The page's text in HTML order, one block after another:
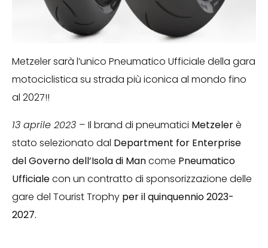
Metzeler sarà l’unico Pneumatico Ufficiale della gara
motociclistica su strada più iconica al mondo fino
al 2027!!
13 aprile 2023 – Il brand di pneumatici Metzelerè
stato selezionato dal Department for Enterprise
del Governo dell’Isola di Mancome Pneumatico
Ufficialecon un contratto di sponsorizzazione delle
gare del Tourist Trophy per il quinquennio 2023-
2027.